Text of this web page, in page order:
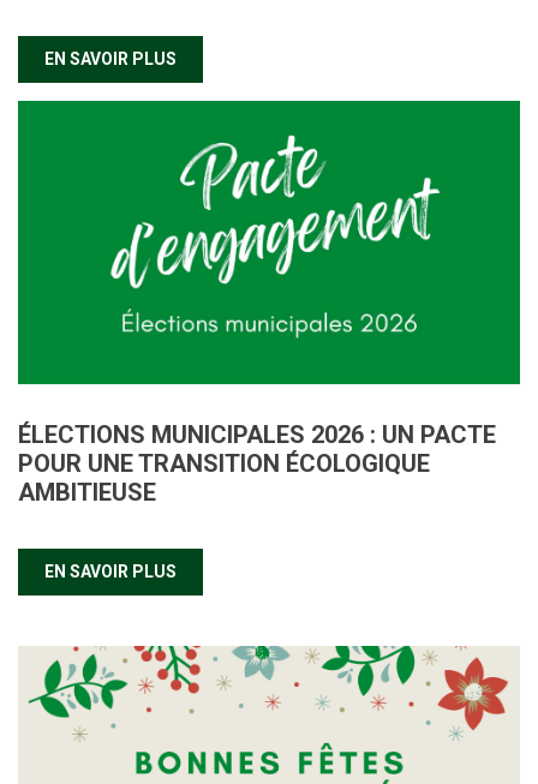
EN SAVOIR PLUS
ÉLECTIONS MUNICIPALES 2026 : UN PACTE
POUR UNE TRANSITION ÉCOLOGIQUE
AMBITIEUSE
EN SAVOIR PLUS